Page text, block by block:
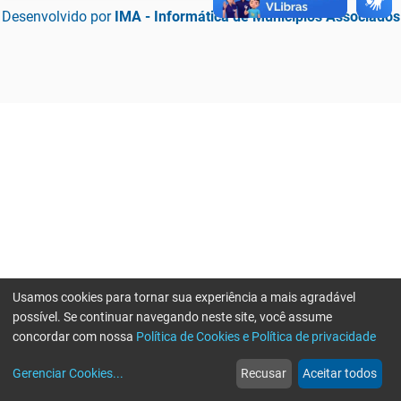
Desenvolvido por IMA - Informática de Municípios Associados
web
Notícias
more_horiz
Mais
Usamos cookies para tornar sua experiência a mais agradável
possível. Se continuar navegando neste site, você assume
concordar com nossa Política de Cookies e Política de privacidade
Gerenciar Cookies... Recusar Aceitar todos
Erro ao enviar informações, por favor tente novamente